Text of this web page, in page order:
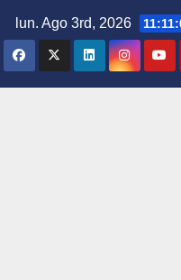
lun. Ago 3rd, 2026